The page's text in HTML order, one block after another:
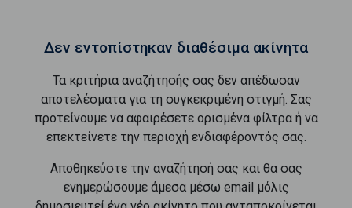
Δεν εντοπίστηκαν διαθέσιμα ακίνητα
Τα κριτήρια αναζήτησής σας δεν απέδωσαν
αποτελέσματα για τη συγκεκριμένη στιγμή. Σας
προτείνουμε να αφαιρέσετε ορισμένα φίλτρα ή να
επεκτείνετε την περιοχή ενδιαφέροντός σας.
Αποθηκεύστε την αναζήτησή σας και θα σας
ενημερώσουμε άμεσα μέσω email μόλις